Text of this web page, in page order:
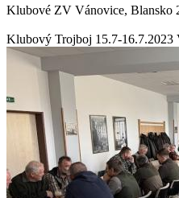
Klubové ZV Vánovice, Blansko
Klubový Trojboj 15.7-16.7.2023